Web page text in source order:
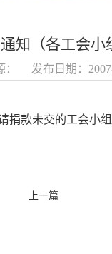
通知（各工会小
： 发布日期：
捐款未交的工会小
上一篇